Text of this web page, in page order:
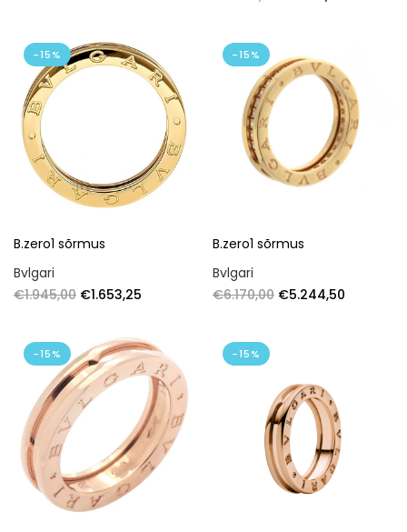
-15%
B.zero1 sõrmus
Bvlgari
€1.945,00 €1.653,25
-15%
B.zero1 sõrmus
Bvlgari
€6.170,00 €5.244,50
-15% -15%